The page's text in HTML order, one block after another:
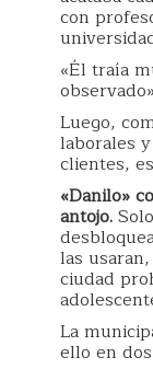
con
«Él traía
Luego,
laborales
clientes,
«Danilo»
antojo.
las
ciudad
La
ello en